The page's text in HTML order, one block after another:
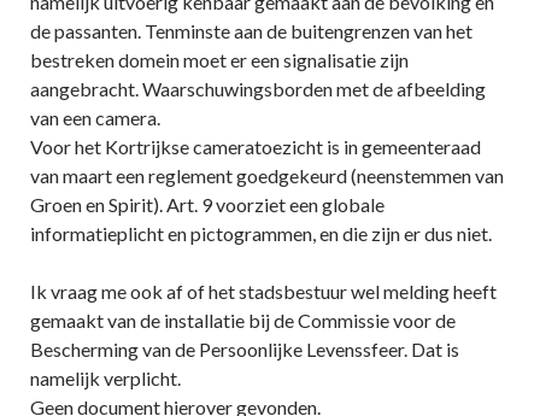
de passanten. Tenminste aan de buitengrenzen van het
bestreken domein moet er een signalisatie zijn
aangebracht. Waarschuwingsborden met de afbeelding
van een camera.
Voor het Kortrijkse cameratoezicht is in gemeenteraad
van maart een reglement goedgekeurd (neenstemmen van
Groen en Spirit). Art. 9 voorziet een globale
informatieplicht en pictogrammen, en die zijn er dus niet.
Ik vraag me ook af of het stadsbestuur wel melding heeft
gemaakt van de installatie bij de Commissie voor de
Bescherming van de Persoonlijke Levenssfeer. Dat is
namelijk verplicht.
Geen document hierover gevonden.